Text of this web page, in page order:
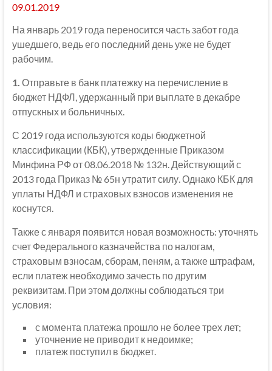
09.01.2019
На январь 2019 года переносится часть забот года
ушедшего, ведь его последний день уже не будет
рабочим.
1. Отправьте в банк платежку на перечисление в
бюджет НДФЛ, удержанный при выплате в декабре
отпускных и больничных.
С 2019 года используются коды бюджетной
классификации (КБК), утвержденные Приказом
Минфина РФ от 08.06.2018 № 132н. Действующий с
2013 года Приказ № 65н утратит силу. Однако КБК для
уплаты НДФЛ и страховых взносов изменения не
коснутся.
Также с января появится новая возможность: уточнять
счет Федерального казначейства по налогам,
страховым взносам, сборам, пеням, а также штрафам,
если платеж необходимо зачесть по другим
реквизитам. При этом должны соблюдаться три
условия:
с момента платежа прошло не более трех лет;
уточнение не приводит к недоимке;
платеж поступил в бюджет.